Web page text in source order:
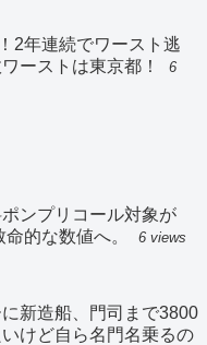
2年連続でワースト逃
ーストは東京都！
6
ポンプリコール対象が
的な数値へ。
6 views
新造船、門司まで3800
けど自ら名門名乗るの